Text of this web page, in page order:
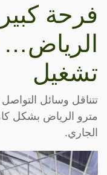
فرحة
الرياض…
تشغيل
تتناقل وسائل التواصل
مترو الرياض بشكل
الجاري.